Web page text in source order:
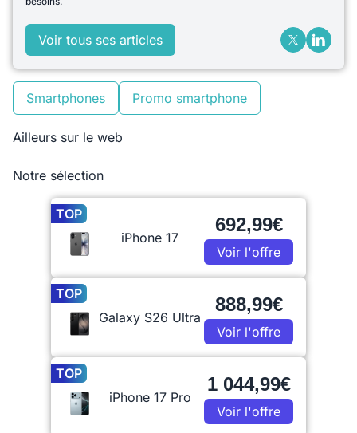
Voir tous ses articles
Smartphones Promo smartphone
Ailleurs sur le web
Notre sélection
TOP
iPhone 17
692,99€
Voir l'offre
TOP
Galaxy S26 Ultra
888,99€
Voir l'offre
TOP
iPhone 17 Pro
1 044,99€
Voir l'offre